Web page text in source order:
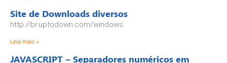
Site de Downloads diversos
http://br.uptodown.com/windows
Leia mais »
JAVASCRIPT – Separadores numéricos em